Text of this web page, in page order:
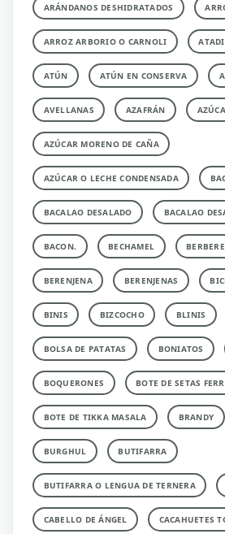
ARÁNDANOS DESHIDRATADOS
ARROZ ARBORIO O CARNOLI
ATÚN ATÚN EN CONSERVA
AVELLANAS AZAFRÁN
AZÚCAR MORENO DE CAÑA
AZÚCAR O LECHE CONDENSADA
BACALAO DESALADO BACALAO
BACON. BECHAMEL
BERENJENA BERENJENAS
BINIS BIZCOCHO BLINIS
BOLSA DE PATATAS BONIATOS
BOQUERONES BOTE DE SETAS
BOTE DE TIKKA MASALA BRANDY
BURGHUL BUTIFARRA
BUTIFARRA O LENGUA DE TERNERA
CABELLO DE ÁNGEL CACAHUETES